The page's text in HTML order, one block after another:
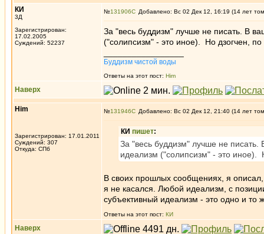
КИ
3Д
Зарегистрирован:
17.02.2005
Суждений: 52237
№131906 Добавлено: Вс 02 Дек 12, 16:19 (14 лет
За "весь буддизм" лучше не писать. В
("солипсизм" - это иное). Но дзогчен,
Буддизм чистой воды
Ответы на этот пост: Him
Наверх
Him
Зарегистрирован: 17.01.2011
Суждений: 307
Откуда: СПб
№131946 Добавлено: Вс 02 Дек 12, 21:40 (14 лет
КИ пишет:
За "весь буддизм" лучше не
идеализм ("солипсизм" - это
В своих прошлых сообщениях, я
я не касался. Любой идеализм, с
субъективный идеализм - это одно и то
Ответы на этот пост: КИ
Наверх